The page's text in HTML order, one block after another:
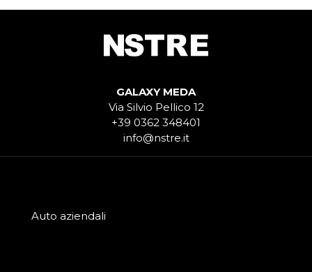
GALAXY MEDA
Via Silvio Pellico 12
+39 0362 348401
info@nstre.it
Auto aziendali